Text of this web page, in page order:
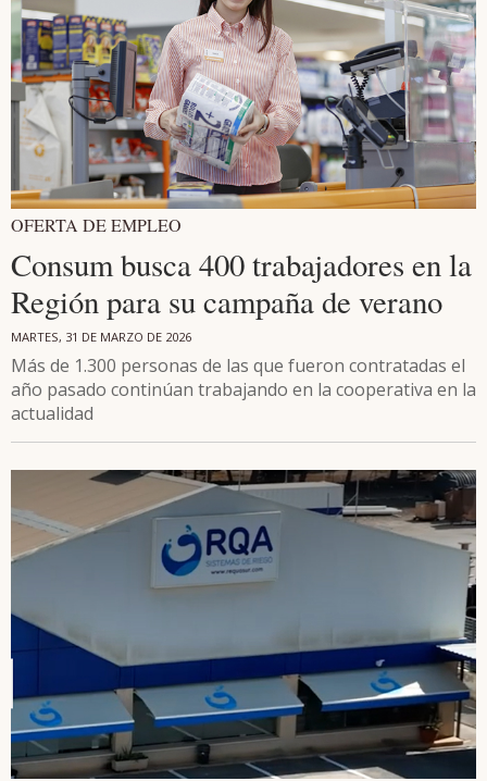
OFERTA DE EMPLEO
Consum busca 400 trabajadores en la
Región para su campaña de verano
MARTES, 31 DE MARZO DE 2026
Más de 1.300 personas de las que fueron contratadas el
año pasado continúan trabajando en la cooperativa en la
actualidad